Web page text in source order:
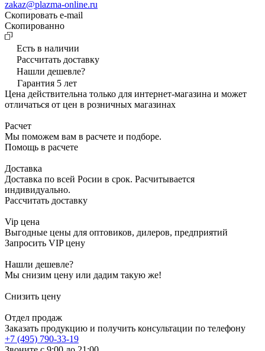
zakaz@plazma-online.ru
Скопировать e-mail
Cкопированно
Есть в наличии
Рассчитать доставку
Нашли дешевле?
Гарантия 5 лет
Цена действительна только для интернет-магазина и может
отличаться от цен в розничных магазинах
Расчет
Мы поможем вам в расчете и подборе.
Помощь в расчете
Доставка
Доставка по всей Росии в срок. Расчитывается
индивидуально.
Рассчитать доставку
Vip цена
Выгодные цены для оптовиков, дилеров, предприятий
Запросить VIP цену
Нашли дешевле?
Мы снизим цену или дадим такую же!
Снизить цену
Отдел продаж
Заказать продукцию и получить консультации по телефону
+7 (495) 790-33-19